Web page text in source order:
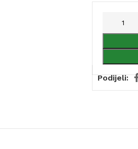
Podijeli: